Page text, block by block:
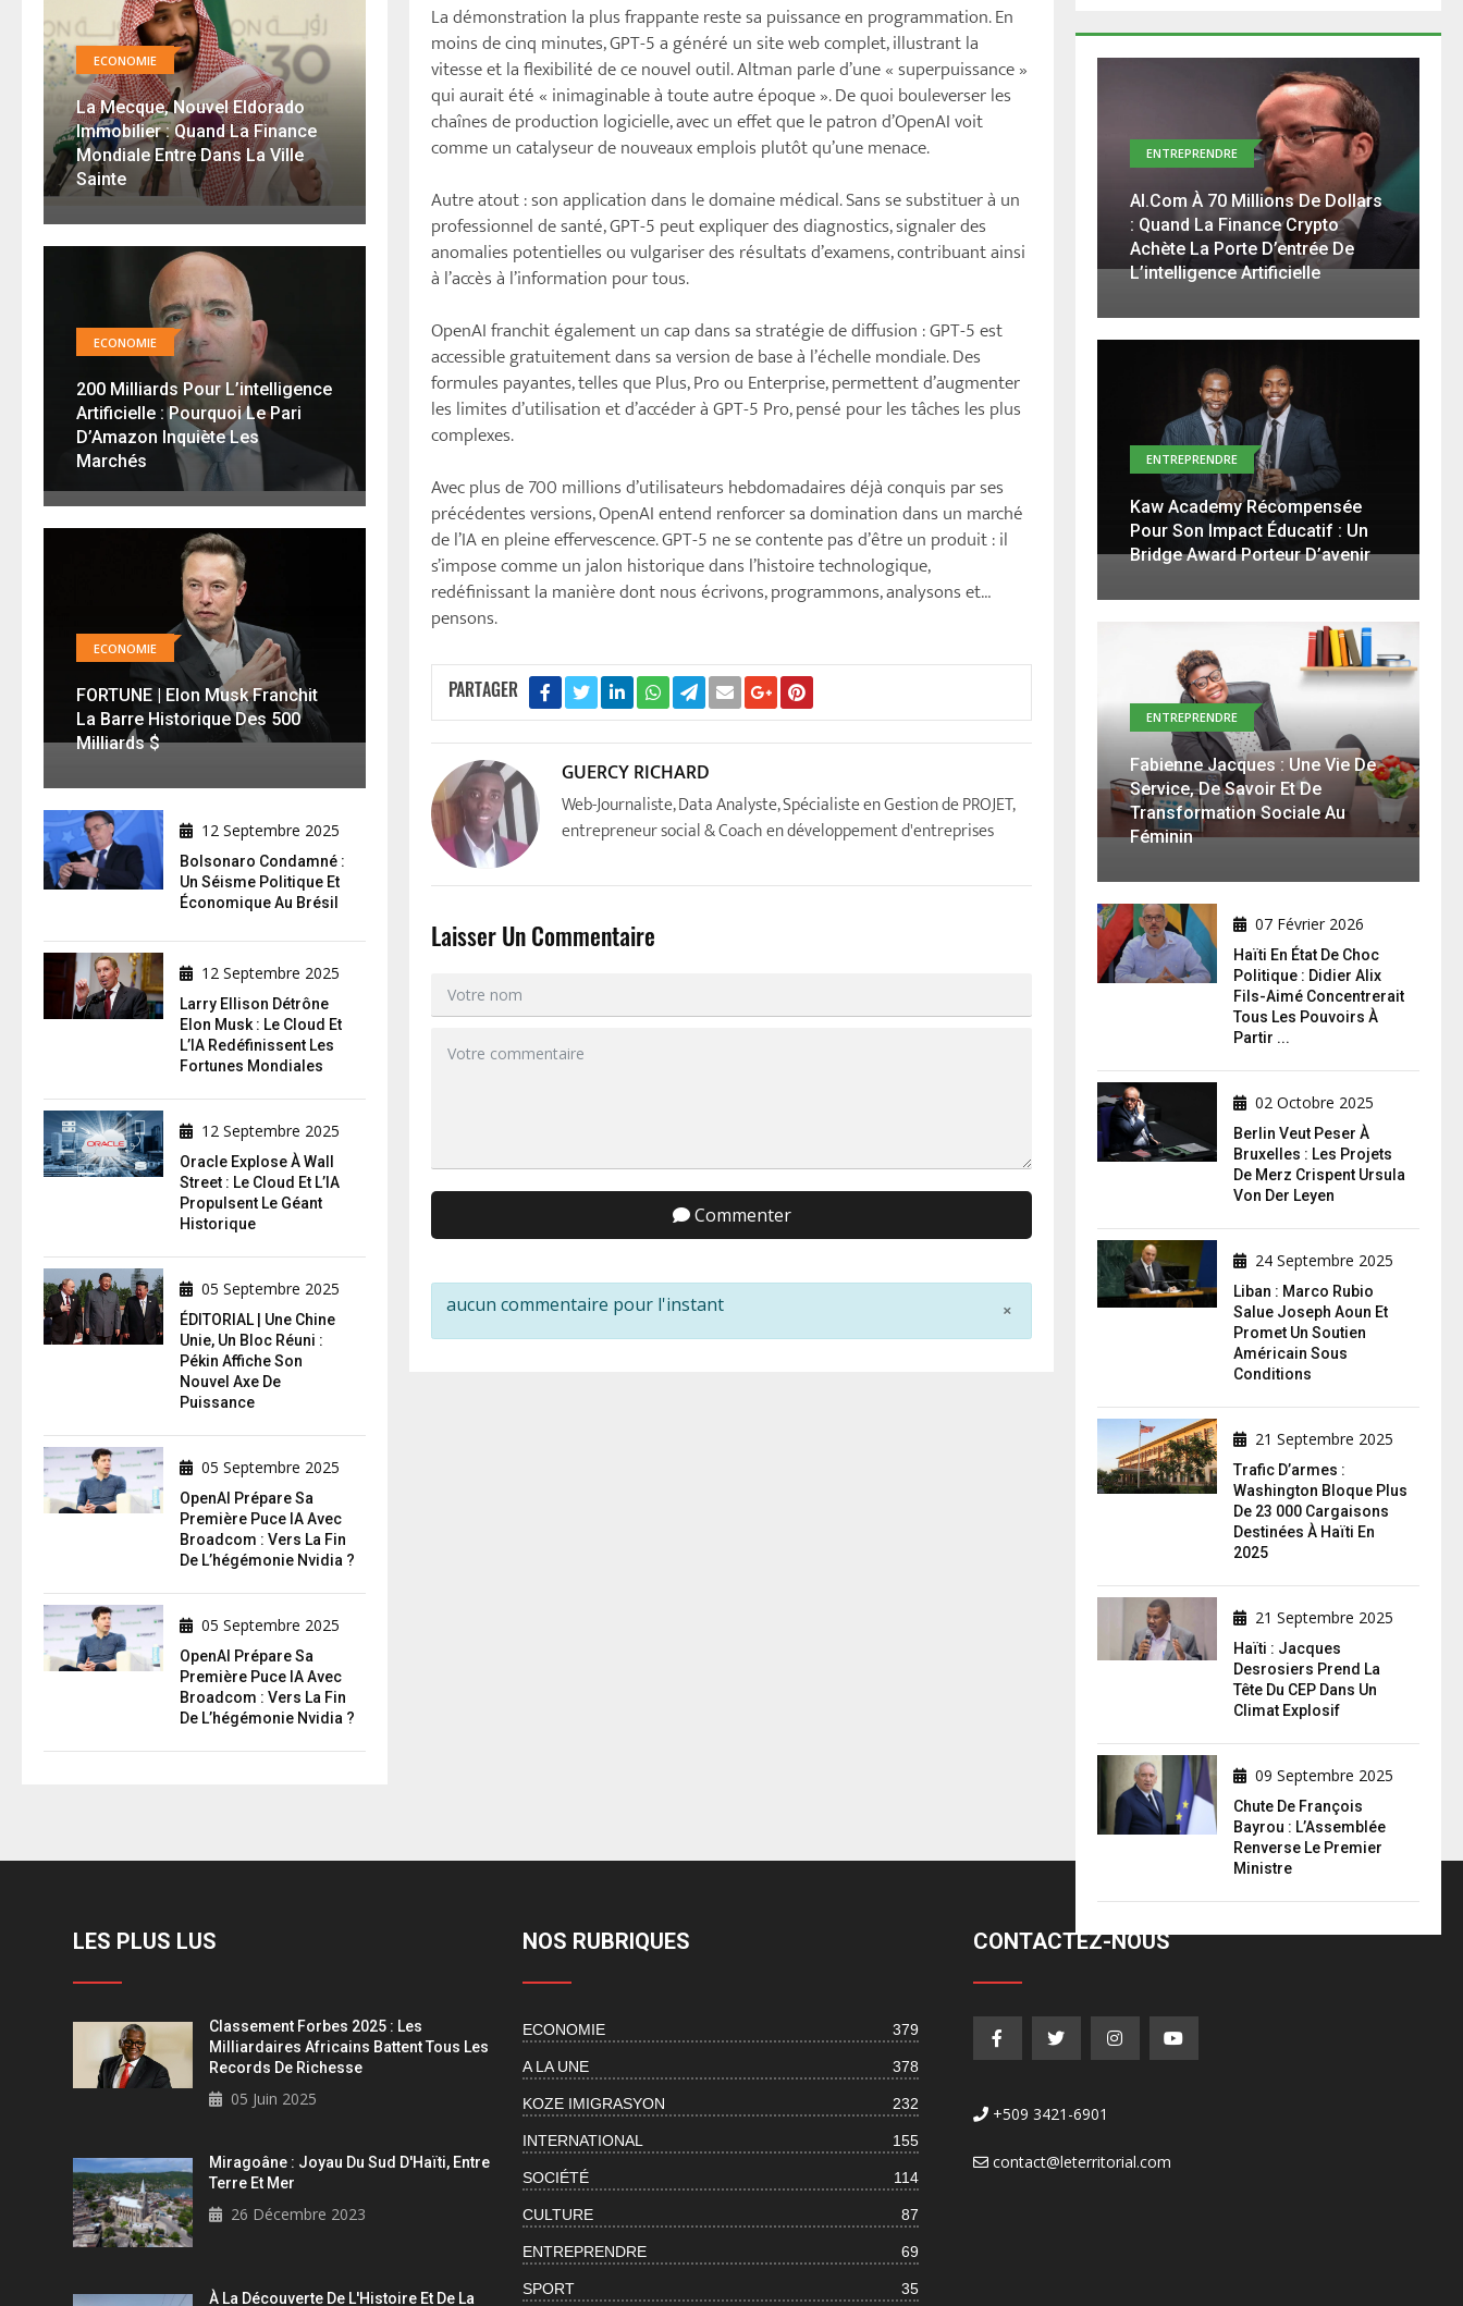
La démonstration la plus frappante reste sa puissance en programmation. En
moins de cinq minutes, GPT-5 a généré un site web complet, illustrant la
vitesse et la flexibilité de ce nouvel outil. Altman parle d’une « superpuissance »
qui aurait été « inimaginable à toute autre époque ». De quoi bouleverser les
chaînes de production logicielle, avec un effet que le patron d’OpenAI voit
comme un catalyseur de nouveaux emplois plutôt qu’une menace.
Autre atout : son application dans le domaine médical. Sans se substituer à un
professionnel de santé, GPT-5 peut expliquer des diagnostics, signaler des
anomalies potentielles ou vulgariser des résultats d’examens, contribuant ainsi
à l’accès à l’information pour tous.
OpenAI franchit également un cap dans sa stratégie de diffusion : GPT-5 est
accessible gratuitement dans sa version de base à l’échelle mondiale. Des
formules payantes, telles que Plus, Pro ou Enterprise, permettent d’augmenter
les limites d’utilisation et d’accéder à GPT-5 Pro, pensé pour les tâches les plus
complexes.
Avec plus de 700 millions d’utilisateurs hebdomadaires déjà conquis par ses
précédentes versions, OpenAI entend renforcer sa domination dans un marché
de l’IA en pleine effervescence. GPT-5 ne se contente pas d’être un produit : il
s’impose comme un jalon historique dans l’histoire technologique,
redéfinissant la manière dont nous écrivons, programmons, analysons et…
pensons.
PARTAGER
GUERCY RICHARD
Web-Journaliste, Data Analyste, Spécialiste en Gestion de PROJET,
entrepreneur social & Coach en développement d'entreprises
Laisser Un Commentaire
Commenter
×
aucun commentaire pour l'instant
ECONOMIE
La Mecque, Nouvel Eldorado
Immobilier : Quand La Finance
Mondiale Entre Dans La Ville
Sainte
ECONOMIE
200 Milliards Pour L’intelligence
Artificielle : Pourquoi Le Pari
D’Amazon Inquiète Les
Marchés
ECONOMIE
FORTUNE | Elon Musk Franchit
La Barre Historique Des 500
Milliards $
12 Septembre 2025
Bolsonaro Condamné :
Un Séisme Politique Et
Économique Au Brésil
12 Septembre 2025
Larry Ellison Détrône
Elon Musk : Le Cloud Et
L’IA Redéfinissent Les
Fortunes Mondiales
12 Septembre 2025
Oracle Explose À Wall
Street : Le Cloud Et L’IA
Propulsent Le Géant
Historique
05 Septembre 2025
ÉDITORIAL | Une Chine
Unie, Un Bloc Réuni :
Pékin Affiche Son
Nouvel Axe De
Puissance
05 Septembre 2025
OpenAI Prépare Sa
Première Puce IA Avec
Broadcom : Vers La Fin
De L’hégémonie Nvidia ?
05 Septembre 2025
OpenAI Prépare Sa
Première Puce IA Avec
Broadcom : Vers La Fin
De L’hégémonie Nvidia ?
ENTREPRENDRE
AI.com À 70 Millions De Dollars
: Quand La Finance Crypto
Achète La Porte D’entrée De
L’intelligence Artificielle
ENTREPRENDRE
Kaw Academy Récompensée
Pour Son Impact Éducatif : Un
Bridge Award Porteur D’avenir
ENTREPRENDRE
Fabienne Jacques : Une Vie De
Service, De Savoir Et De
Transformation Sociale Au
Féminin
07 Février 2026
Haïti En État De Choc
Politique : Didier Alix
Fils-Aimé Concentrerait
Tous Les Pouvoirs À
Partir ...
02 Octobre 2025
Berlin Veut Peser À
Bruxelles : Les Projets
De Merz Crispent Ursula
Von Der Leyen
24 Septembre 2025
Liban : Marco Rubio
Salue Joseph Aoun Et
Promet Un Soutien
Américain Sous
Conditions
21 Septembre 2025
Trafic D’armes :
Washington Bloque Plus
De 23 000 Cargaisons
Destinées À Haïti En
2025
21 Septembre 2025
Haïti : Jacques
Desrosiers Prend La
Tête Du CEP Dans Un
Climat Explosif
09 Septembre 2025
Chute De François
Bayrou : L’Assemblée
Renverse Le Premier
Ministre
LES PLUS LUS
Classement Forbes 2025 : Les
Milliardaires Africains Battent Tous Les
Records De Richesse
05 Juin 2025
Miragoâne : Joyau Du Sud D'Haïti, Entre
Terre Et Mer
26 Décembre 2023
À La Découverte De L'Histoire Et De La
NOS RUBRIQUES
ECONOMIE 379
A LA UNE 378
KOZE IMIGRASYON 232
INTERNATIONAL 155
SOCIÉTÉ 114
CULTURE 87
ENTREPRENDRE 69
SPORT 35
CONTACTEZ-NOUS
+509 3421-6901
contact@leterritorial.com